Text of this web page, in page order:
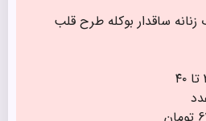
ساقدار بوکله طرح قلب